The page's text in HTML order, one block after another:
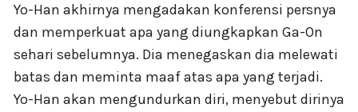
Yo-Han akhirnya mengadakan konferensi persnya
dan memperkuat apa yang diungkapkan Ga-On
sehari sebelumnya. Dia menegaskan dia melewati
batas dan meminta maaf atas apa yang terjadi.
Yo-Han akan mengundurkan diri, menyebut dirinya